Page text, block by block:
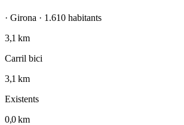
· Girona · 1.610 habitants
3,1 km
Carril bici
3,1 km
Existents
0,0 km